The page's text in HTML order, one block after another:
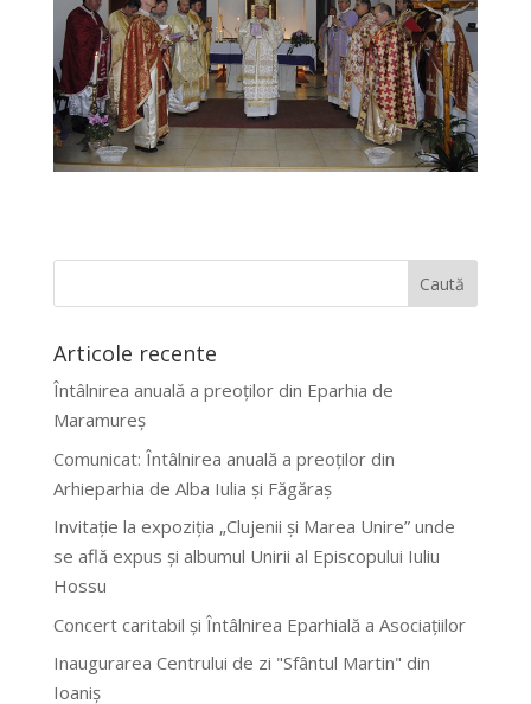
Articole recente
Întâlnirea anuală a preoților din Eparhia de
Maramureș
Comunicat: Întâlnirea anuală a preoților din
Arhieparhia de Alba Iulia și Făgăraș
Invitație la expoziția „Clujenii și Marea Unire” unde
se află expus și albumul Unirii al Episcopului Iuliu
Hossu
Concert caritabil și Întâlnirea Eparhială a Asociațiilor
Inaugurarea Centrului de zi "Sfântul Martin" din
Ioaniș